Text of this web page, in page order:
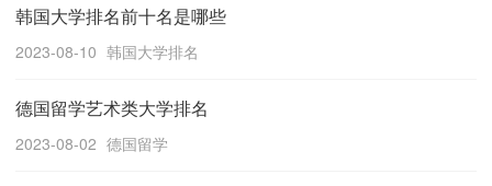
韩国大学排名前十名是哪些
2023-08-10 韩国大学排名
德国留学艺术类大学排名
2023-08-02 德国留学